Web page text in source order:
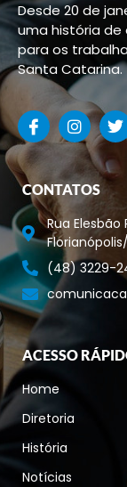
Desde 20 de
uma história de
para os
Santa Catarina.
CONTATOS
Rua
(48) 3229-
ACESSO
Home
Diretoria
História
Notícias